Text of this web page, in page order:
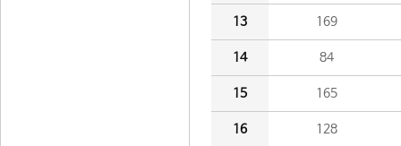
13 169
14 84
15 165
16 128